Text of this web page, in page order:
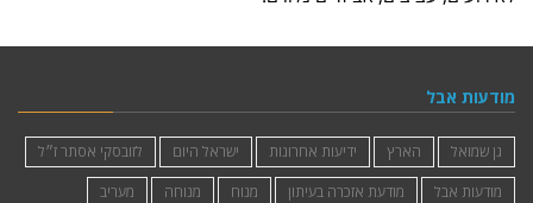
מודעות אבל
גן שמואל הארץ ידיעות אחרונות ישראל היום
לזובסקי אסתר ז״ל
מודעות אבל
מודעת אזכרה בעיתון מנוח מנוחה
מעריב